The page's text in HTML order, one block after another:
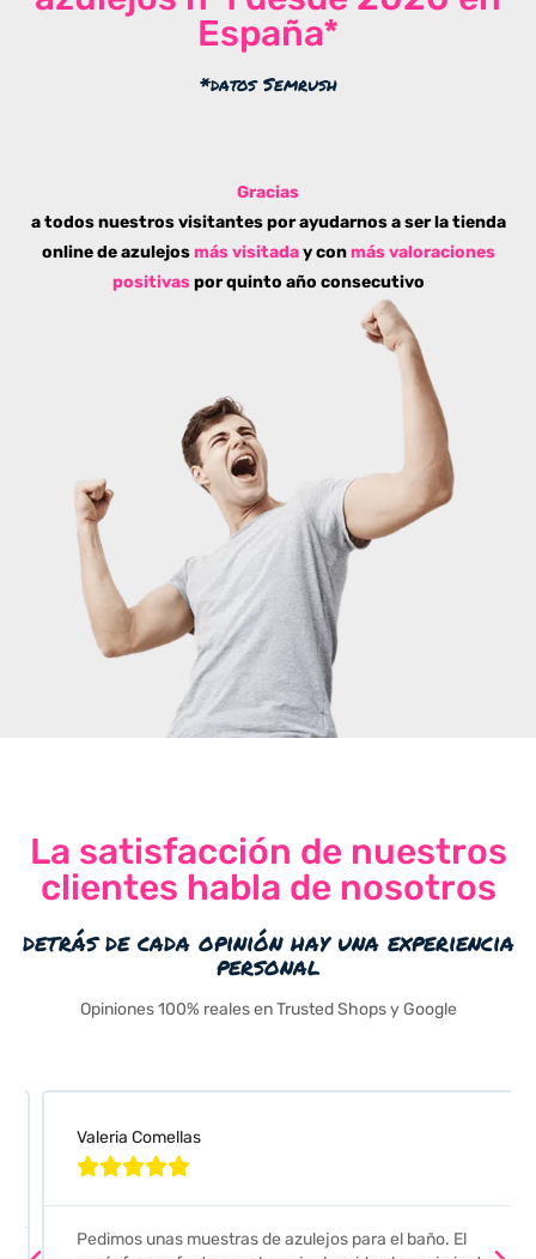
España*
*datos Semrush
Gracias
a todos nuestros visitantes por ayudarnos a ser la tienda
online de azulejos más visitaday conmás valoraciones
positivaspor quinto año consecutivo
La satisfacción de nuestros
clientes habla de nosotros
detrás de cada opinión hay una experiencia
personal
Opiniones 100% reales en Trusted Shops y Google
Valeria Comellas

Pedimos unas muestras de azulejos para el baño. El